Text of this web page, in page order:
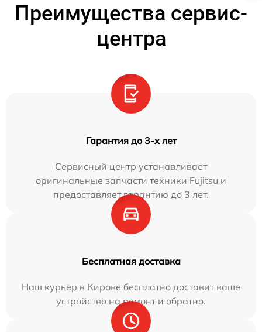
Преимущества сервис-
центра
Гарантия до 3-х лет
Сервисный центр устанавливает
оригинальные запчасти техники Fujitsu и
предоставляет гарантию до 3 лет.
Бесплатная доставка
Наш курьер в Кирове бесплатно доставит ваше
устройство на ремонт и обратно.